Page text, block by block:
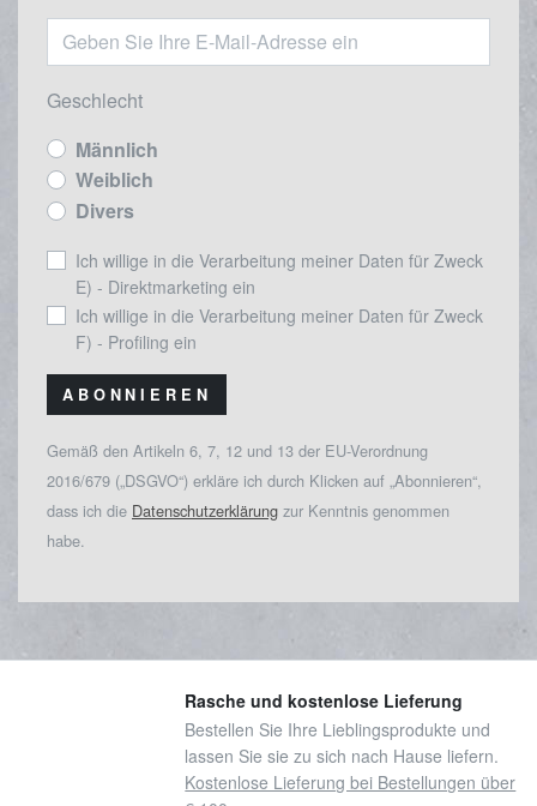
Geschlecht
Männlich
Weiblich
Divers
Ich willige in die Verarbeitung meiner Daten für Zweck
E) - Direktmarketing ein
Ich willige in die Verarbeitung meiner Daten für Zweck
F) - Profiling ein
ABONNIEREN
Gemäß den Artikeln 6, 7, 12 und 13 der EU-Verordnung
2016/679 („DSGVO“) erkläre ich durch Klicken auf „Abonnieren“,
dass ich die Datenschutzerklärung zur Kenntnis genommen
habe.
Rasche und kostenlose Lieferung
Bestellen Sie Ihre Lieblingsprodukte und
lassen Sie sie zu sich nach Hause liefern.
Kostenlose Lieferung bei Bestellungen über